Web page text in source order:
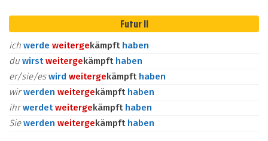
Futur II
ich werde weitergekämpft haben
du wirstweitergekämpft haben
er/sie/eswird weitergekämpft haben
wirwerden weitergekämpft haben
ihrwerdetweitergekämpft haben
Siewerden weitergekämpft haben